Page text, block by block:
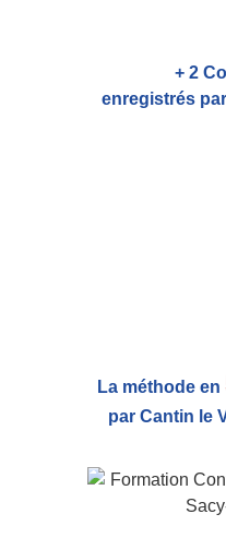
+ 2
enregistrés
La méthode en
par Cantin le